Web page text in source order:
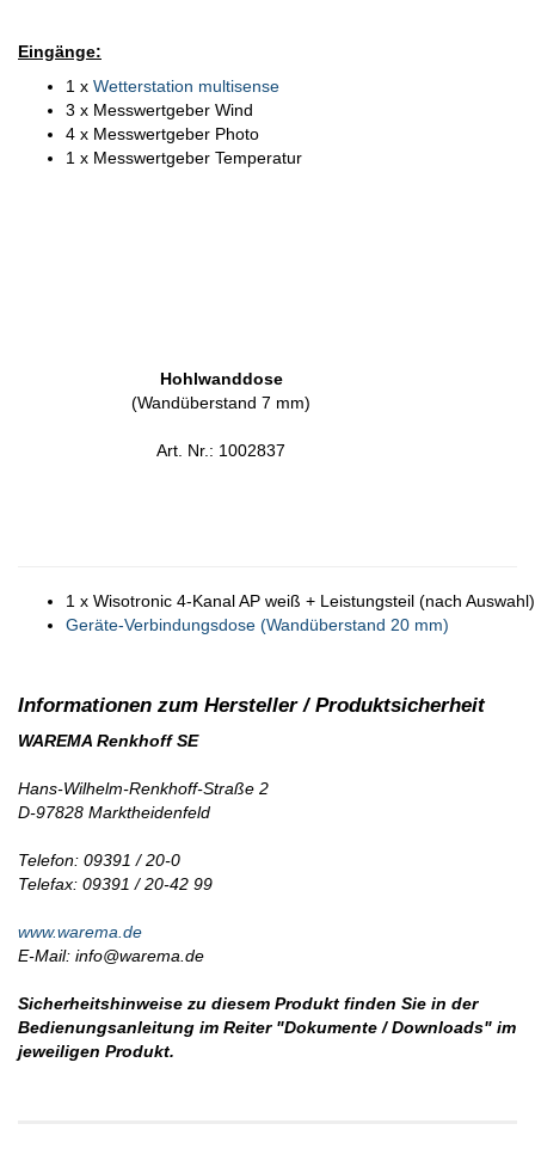
Eingänge:
1 x Wetterstation multisense
3 x Messwertgeber Wind
4 x Messwertgeber Photo
1 x Messwertgeber Temperatur
Hohlwanddose
(Wandüberstand 7 mm)
Art. Nr.: 1002837
1 x Wisotronic 4-Kanal AP weiß + Leistungsteil (nach Auswahl)
Geräte-Verbindungsdose (Wandüberstand 20 mm)
WAREMA Renkhoff SE
Hans-Wilhelm-Renkhoff-Straße 2
D-97828 Marktheidenfeld
Telefon: 09391 / 20-0
Telefax: 09391 / 20-42 99
www.warema.de
E-Mail: info@warema.de
Sicherheitshinweise zu diesem Produkt finden Sie in der
Bedienungsanleitung im Reiter "Dokumente / Downloads" im
jeweiligen Produkt.